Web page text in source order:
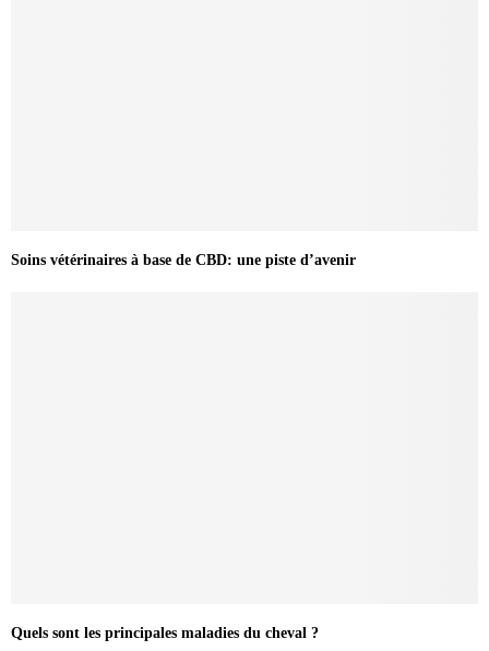
Soins vétérinaires à base de CBD: une piste d’avenir
Quels sont les principales maladies du cheval ?